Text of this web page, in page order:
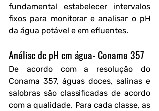
fundamental estabelecer intervalos
fixos para monitorar e analisar o pH
da água potável e em efluentes.
Análise de pH em água- Conama 357
De acordo com a resolução do
Conama 357, águas doces, salinas e
salobras são classificadas de acordo
com a qualidade. Para cada classe, as